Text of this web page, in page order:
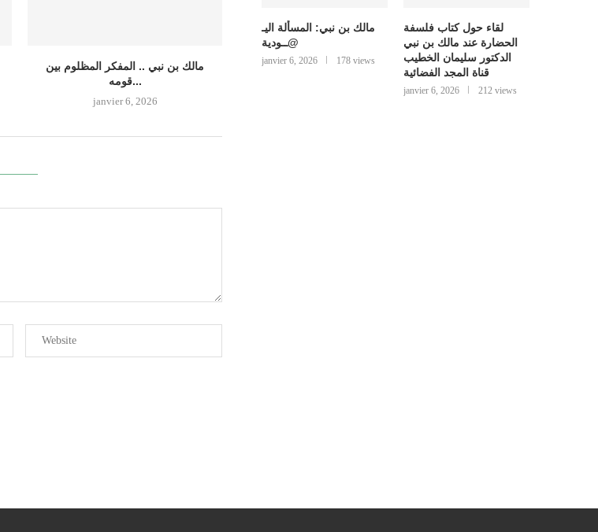
مالك بن نبي .. المفكر المظلوم بين
قومه...
janvier 6, 2026
مالك بن نبي: المسألة اليـ
@ــودية
janvier 6, 2026 178 views
لقاء حول كتاب فلسفة
الحضارة عند مالك بن نبي
الدكتور سليمان الخطيب
قناة المجد الفضائية
janvier 6, 2026 212 views